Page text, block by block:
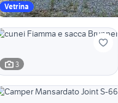
Vetrina
3